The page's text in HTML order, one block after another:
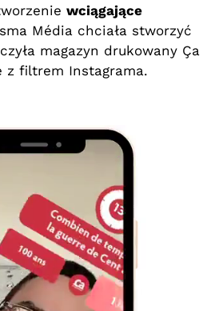
wciągające
Média chciała stworzyć
magazyn drukowany Ça
z filtrem Instagrama.